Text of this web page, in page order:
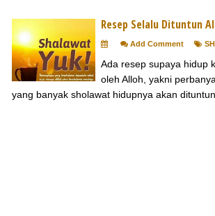
Resep Selalu Dituntun
Add Comment
Ada resep supaya hidup
oleh Alloh, yakni
yang banyak sholawat hidupnya akan dituntun